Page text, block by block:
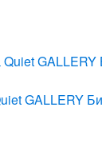
GALLERY